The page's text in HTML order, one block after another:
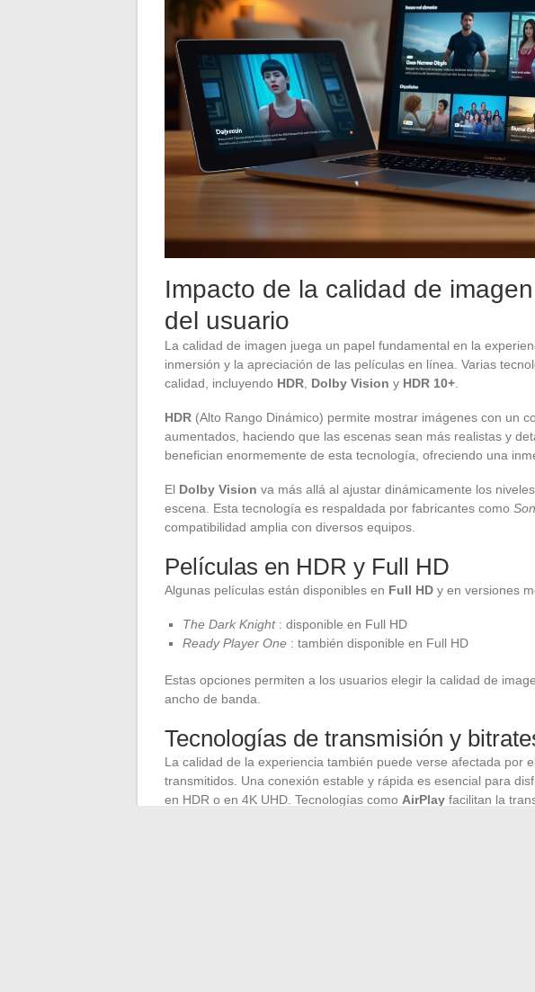
Impacto de la calidad de
del usuario
La calidad de imagen juega un papel fundamental en la
inmersión y la apreciación de las películas en línea. Varias
calidad, incluyendo HDR Dolby Vision y HDR 10+
HDR (Alto Rango Dinámico) permite mostrar imágenes con un
aumentados, haciendo que las escenas sean más realistas y
benefician enormemente de esta tecnología, ofreciendo una
El Dolby Vision va más allá al ajustar dinámicamente los
escena. Esta tecnología es respaldada por fabricantes como
compatibilidad amplia con diversos equipos.
Películas en HDR y Full HD
Algunas películas están disponibles en Full HD y en versiones
The Dark Knight: disponible en Full HD
Ready Player One : también disponible en Full HD
Estas opciones permiten a los usuarios elegir la calidad de
ancho de banda.
Tecnologías de transmisión y
La calidad de la experiencia también puede verse afectada por
transmitidos. Una conexión estable y rápida es esencial para
en HDR o en 4K UHD. Tecnologías como AirPlay facilitan la